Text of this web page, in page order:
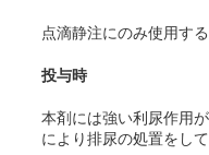
点滴静注にのみ使用する
投与時
本剤には強い利尿作用
により排尿の処置をし